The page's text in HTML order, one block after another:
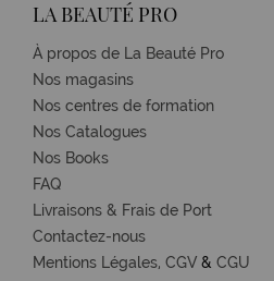
LA BEAUTÉ PRO
À propos de La Beauté Pro
Nos magasins
Nos centres de formation
Nos Catalogues
Nos Books
FAQ
Livraisons & Frais de Port
Contactez-nous
Mentions Légales, CGV & CGU